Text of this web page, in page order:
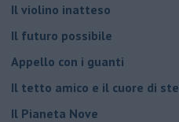
​Il violino inatteso
​Il futuro possibile
​Appello con i guanti
​Il tetto amico e il cuore di
​Il Pianeta Nove